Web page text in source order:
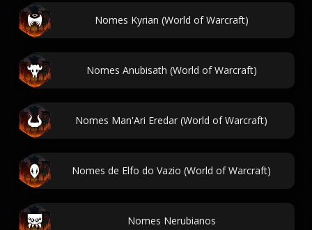
Nomes Kyrian (World of Warcraft)
Nomes Anubisath (World of Warcraft)
Nomes Man'Ari Eredar (World of Warcraft)
Nomes de Elfo do Vazio (World of Warcraft)
Nomes Nerubianos